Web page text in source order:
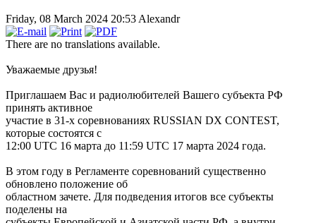
Friday, 08 March 2024 20:53 Alexandr
There are no translations available.
Уважаемые друзья!
Приглашаем Вас и радиолюбителей Вашего субъекта РФ
принять активное
участие в 31-х соревнованиях RUSSIAN DX CONTEST,
которые состоятся с
12:00 UTC 16 марта до 11:59 UTC 17 марта 2024 года.
В этом году в Регламенте соревнований существенно
обновлено положение об
областном зачете. Для подведения итогов все субъекты
поделены на